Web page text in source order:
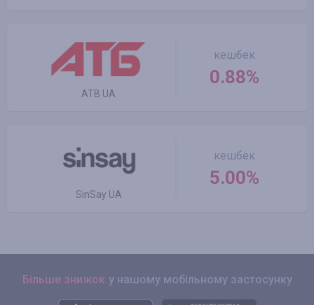
ATB UA
кешбек
0.88%
SinSay UA
кешбек
5.00%
Більше знижок у нашому мобільному застосунку